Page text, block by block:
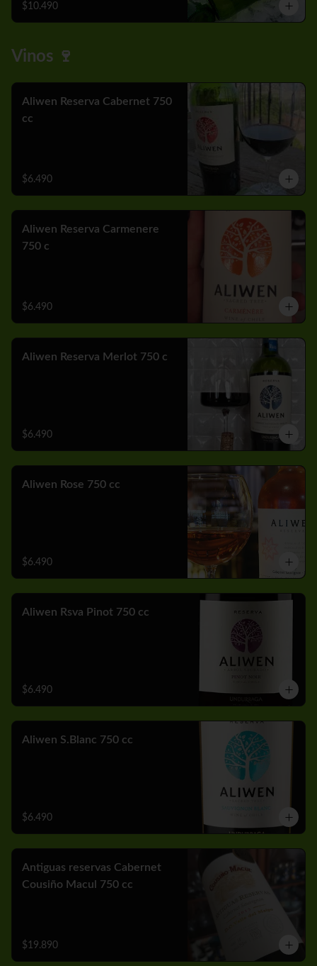
$10.490
Vinos 🍷
Aliwen Reserva Cabernet 750
cc
$6.490
Aliwen Reserva Carmenere
750 c
$6.490
Aliwen Reserva Merlot 750 c
$6.490
Aliwen Rose 750 cc
$6.490
Aliwen Rsva Pinot 750 cc
$6.490
Aliwen S.Blanc 750 cc
$6.490
Antiguas reservas Cabernet
Cousiño Macul 750 cc
$19.890